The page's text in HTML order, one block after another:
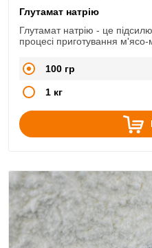
Глутамат натрію
Глутамат натрію - це
процесі приготування м'ясо-
страви посилюється і стає
100 гр
1 кг